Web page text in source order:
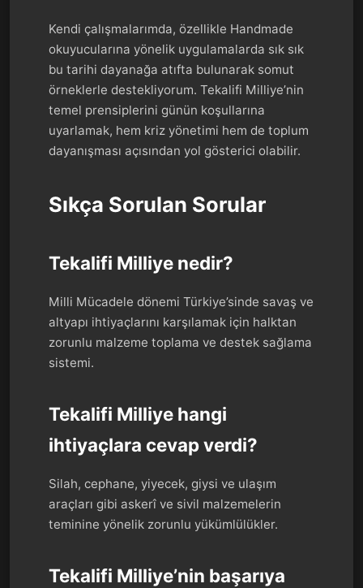
Kendi çalışmalarımda, özellikle Handmade
okuyucularına yönelik uygulamalarda sık sık
bu tarihi dayanağa atıfta bulunarak somut
örneklerle destekliyorum. Tekalifi Milliye’nin
temel prensiplerini günün koşullarına
uyarlamak, hem kriz yönetimi hem de toplum
dayanışması açısından yol gösterici olabilir.
Sıkça Sorulan Sorular
Tekalifi Milliye nedir?
Milli Mücadele dönemi Türkiye’sinde savaş ve
altyapı ihtiyaçlarını karşılamak için halktan
zorunlu malzeme toplama ve destek sağlama
sistemi.
Tekalifi Milliye hangi
ihtiyaçlara cevap verdi?
Silah, cephane, yiyecek, giysi ve ulaşım
araçları gibi askerî ve sivil malzemelerin
teminine yönelik zorunlu yükümlülükler.
Tekalifi Milliye’nin başarıya